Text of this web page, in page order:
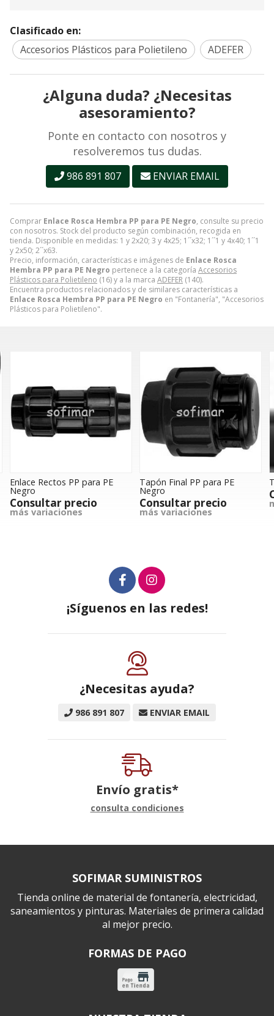
Comprar Enlace Rosca Hembra PP para PE Negro, consulte su precio
con nosotros. Stock del producto según combinación, recogida en
tienda. Disponible en medidas: 1 y 2x20; 3 y 4x25; 1´´x32; 1´´1 y 4x40; 1´´1
y 2x50; 2´´x63.
Precio, información, características e imágenes de Enlace Rosca
Hembra PP para PE Negro pertenece a la categoría Accesorios
Plásticos para Polietileno (16) y a la marca ADEFER (140).
Encuentra productos relacionados y de similares características a
Enlace Rosca Hembra PP para PE Negro en "Fontanería", "Accesorios
Plásticos para Polietileno".
Clasificado en:
Accesorios Plásticos para Polietileno
ADEFER
¿Alguna duda? ¿Necesitas
asesoramiento?
Ponte en contacto con nosotros y
resolveremos tus dudas.
986 891 807 ENVIAR EMAIL
Enlace Rectos PP para PE
Negro
Consultar precio
más variaciones
Tapón Final PP para PE
Negro
Consultar precio
más variaciones
¡Síguenos en las redes!
¿Necesitas ayuda?
986 891 807 ENVIAR EMAIL
Envío gratis*
consulta condiciones
SOFIMAR SUMINISTROS
Tienda online de material de fontanería, electricidad,
saneamientos y pinturas. Materiales de primera calidad
al mejor precio.
FORMAS DE PAGO